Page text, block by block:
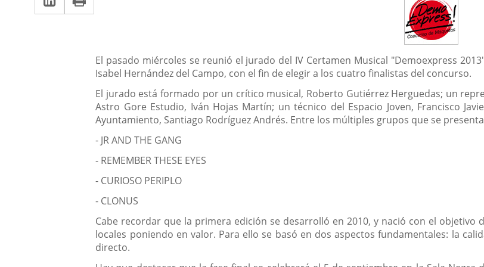
aplicación
a
aplicación
externa.
Descripción
El pasado miércoles se reunió el jurado del IV Certamen Musical "Demoexpress
Isabel Hernández del Campo, con el fin de elegir a los cuatro finalistas del concurso.
El jurado está formado por un crítico musical, Roberto Gutiérrez Herguedas; un
Astro Gore Estudio, Iván Hojas Martín; un técnico del Espacio Joven, Francisco
Ayuntamiento, Santiago Rodríguez Andrés. Entre los múltiples grupos que se
- JR AND THE GANG
- REMEMBER THESE EYES
- CURIOSO PERIPLO
- CLONUS
Cabe recordar que la primera edición se desarrolló en 2010, y nació con el
locales poniendo en valor. Para ello se basó en dos aspectos fundamentales: la
directo.